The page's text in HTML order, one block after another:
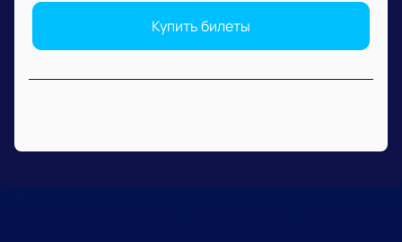
Купить билеты